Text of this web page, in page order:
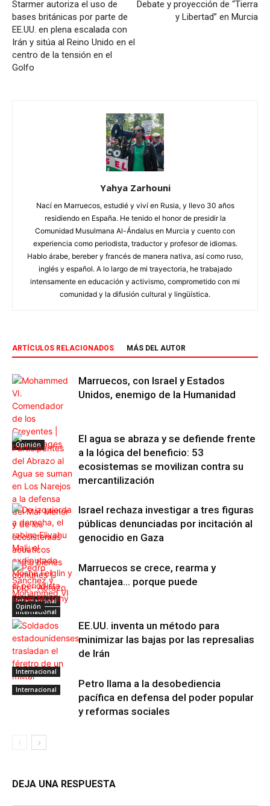
Starmer autoriza el uso de
bases británicas por parte de
EE.UU. en plena escalada con
Irán y sitúa al Reino Unido en el
centro de la tensión en el
Golfo
Debate y proyección de “Tierra
y Libertad” en Murcia
Yahya Zarhouni
Nací en Marruecos, estudié y viví en Rusia, y llevo 30 años
residiendo en España. He tenido el honor de presidir la
Comunidad Musulmana Al-Ándalus en Murcia y cuento con
experiencia como periodista, traductor y profesor de idiomas.
Hablo árabe, bereber y francés de manera nativa, así como ruso,
inglés y español. A lo largo de mi trayectoria, he trabajado
intensamente en educación y activismo, comprometido con mi
comunidad y la difusión cultural y lingüística.
ARTÍCULOS RELACIONADOS MÁS DEL AUTOR
Opinión
Marruecos, con Israel y Estados
Unidos, enemigo de la Humanidad
Internacional
El agua se abraza y se defiende frente
a la lógica del beneficio: 53
ecosistemas se movilizan contra su
mercantilización
Internacional
Israel rechaza investigar a tres figuras
públicas denunciadas por incitación al
genocidio en Gaza
Opinión
Marruecos se crece, rearma y
chantajea… porque puede
Internacional
EE.UU. inventa un método para
minimizar las bajas por las represalias
de Irán
Internacional
Petro llama a la desobediencia
pacífica en defensa del poder popular
y reformas sociales
DEJA UNA RESPUESTA